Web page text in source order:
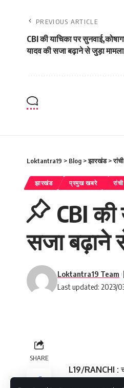
PREVIOUS ARTICLE
CBI की याचिका पर
यादव की सजा बढ़ाने से जुड़ा मामला
Loktantra19 > Blog >झारखंड>रांची
झारखंड प्रमुख खबरे रांची
CBI की
सजा बढ़ाने
Last updated: 2023/
Loktantra19 Team
SHARE
L19/RANCHI :
झारखंड हाई